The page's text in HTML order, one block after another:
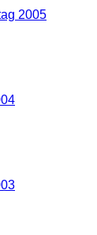
2005